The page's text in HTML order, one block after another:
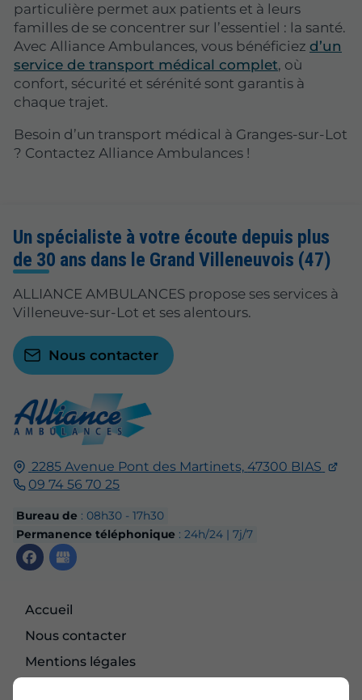
particulière permet aux patients et à leurs
familles de se concentrer sur l’essentiel : la santé.
Avec Alliance Ambulances, vous bénéficiez d’un
service de transport médical complet, où
confort, sécurité et sérénité sont garantis à
chaque trajet.
Besoin d’un transport médical à Granges-sur-Lot
? Contactez Alliance Ambulances !
2285 Avenue Pont des Martinets, 47300 BIAS
09 74 56 70 25
Bureau de : 08h30 - 17h30
Permanence téléphonique : 24h/24 | 7j/7
Accueil
Nous contacter
Mentions légales
Un spécialiste à votre écoute depuis plus
de 30 ans dans le Grand Villeneuvois (47)
ALLIANCE AMBULANCES propose ses services à
Villeneuve-sur-Lot et ses alentours.
Nous contacter